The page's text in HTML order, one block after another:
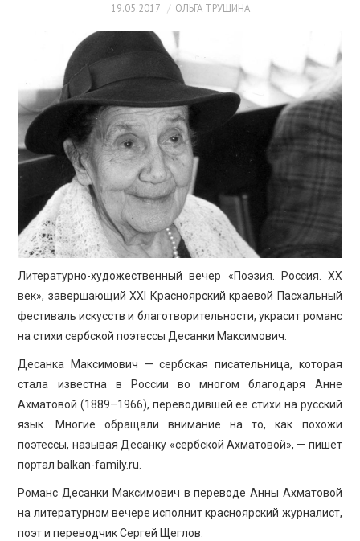
19.05.2017 ОЛЬГА ТРУШИНА
Литературно-художественный вечер «Поэзия. Россия. ХХ
век», завершающий XXI Красноярский краевой Пасхальный
фестиваль искусств и благотворительности, украсит романс
на стихи сербской поэтессы Десанки Максимович.
Десанка Максимович — сербская писательница, которая
стала известна в России во многом благодаря Анне
Ахматовой (1889–1966), переводившей ее стихи на русский
язык. Многие обращали внимание на то, как похожи
поэтессы, называя Десанку «сербской Ахматовой», — пишет
портал balkan-family.ru.
Романс Десанки Максимович в переводе Анны Ахматовой
на литературном вечере исполнит красноярский журналист,
поэт и переводчик Сергей Щеглов.